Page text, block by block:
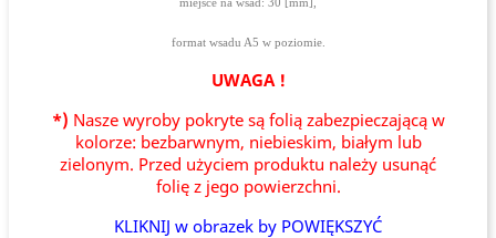
miejsce na wsad: 30 [mm],
format wsadu A5 w poziomie.
UWAGA !
*) Nasze wyroby pokryte są folią zabezpieczającą w
kolorze: bezbarwnym, niebieskim, białym lub
zielonym. Przed użyciem produktu należy usunąć
folię z jego powierzchni.
KLIKNIJ w obrazek by POWIĘKSZYĆ